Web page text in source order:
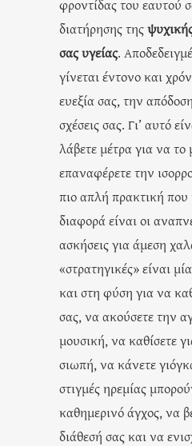
φροντίδας του εαυτού
διατήρησης της
σας υγείας.
γίνεται έντονο και
ευεξία σας, την
σχέσεις σας. Γι’ αυτό
λάβετε μέτρα για να το
επαναφέρετε την
πιο απλή πρακτική που
διαφορά είναι οι
ασκήσειςγια άμεση
«στρατηγικές» είναι
και στη φύση για να
σας, να ακούσετε την
μουσική, να καθίσετε
σιωπή, να κάνετε
στιγμές ηρεμίας
καθημερινό άγχος, να
διάθεσή σας και να